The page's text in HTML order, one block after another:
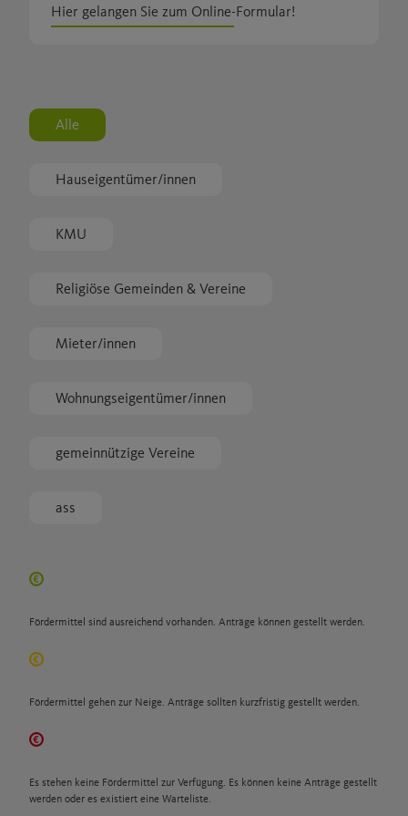
Hier gelangen Sie zum Online-Formular!
Alle
Hauseigentümer/innen
KMU
Religiöse Gemeinden & Vereine
Mieter/innen
Wohnungseigentümer/innen
gemeinnützige Vereine
ass
Fördermittel sind ausreichend vorhanden. Anträge können gestellt werden.
Fördermittel gehen zur Neige. Anträge sollten kurzfristig gestellt werden.
Es stehen keine Fördermittel zur Verfügung. Es können keine Anträge gestellt
werden oder es existiert eine Warteliste.